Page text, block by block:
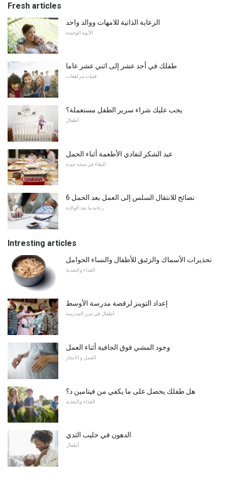
Fresh articles
الرعاية الذاتية للامهات ووالد واحد
الأبوة الوحيدة
طفلك في أحد عشر إلى اثني عشر عاما
فتيات مراهقات
يجب عليك شراء سرير الطفل مستعملة؟
أطفال
عيد الشكر لتفادي الأطعمة أثناء الحمل
البقاء في صحة جيدة
6 نصائح للانتقال السلس إلى العمل بعد الحمل
رعاية ما بعد الولادة
Intresting articles
تحذيرات الأسماك والزئبق للأطفال والنساء الحوامل
الغذاء والتغذية
إعداد التوينز لرقصة مدرسة الأوسط
أطفال في سن المدرسة
وجود المشي فوق الجافية أثناء العمل
العمل و الانجاز
هل طفلك يحصل على ما يكفي من فيتامين د؟
الغذاء والتغذية
الدهون في حليب الثدي
أطفال